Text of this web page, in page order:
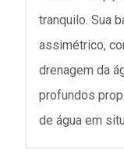
tranquilo. Sua
assimétrico,
drenagem da
profundos
de água em